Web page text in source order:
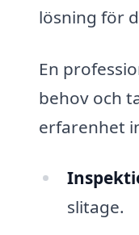
lösning för
En
behov och
erfarenhet
slitage.